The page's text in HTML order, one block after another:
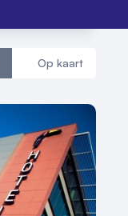
Op kaart